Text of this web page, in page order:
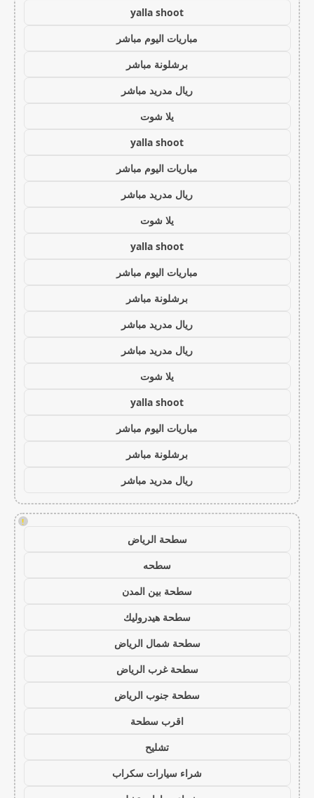
yalla shoot
مباريات اليوم مباشر
برشلونة مباشر
ريال مدريد مباشر
يلا شوت
yalla shoot
مباريات اليوم مباشر
ريال مدريد مباشر
يلا شوت
yalla shoot
مباريات اليوم مباشر
برشلونة مباشر
ريال مدريد مباشر
ريال مدريد مباشر
يلا شوت
yalla shoot
مباريات اليوم مباشر
برشلونة مباشر
ريال مدريد مباشر
!
سطحة الرياض
سطحه
سطحة بين المدن
سطحة هيدروليك
سطحة شمال الرياض
سطحة غرب الرياض
سطحة جنوب الرياض
اقرب سطحة
تشليح
شراء سيارات سكراب